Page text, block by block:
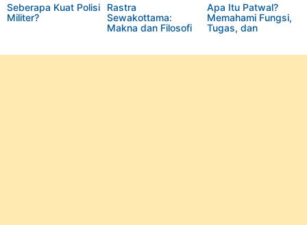
Seberapa Kuat Polisi
Militer?
Rastra
Sewakottama:
Makna dan Filosofi
Indonesia
Apa Itu Patwal?
Memahami Fungsi,
Tugas, dan
Lintas